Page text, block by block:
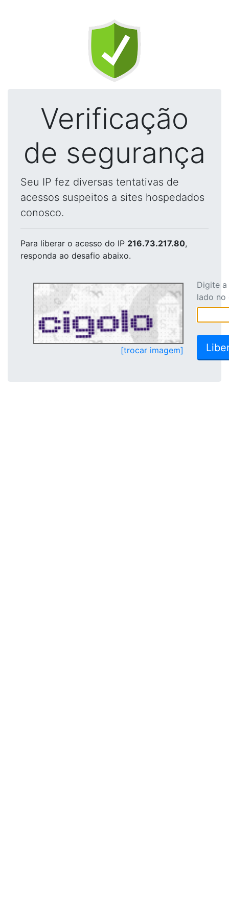
Verificação
de segurança
Seu IP fez diversas tentativas de
acessos suspeitos a sites hospedados
conosco.
Para liberar o acesso do IP 216.73.217.80,
responda ao desafio abaixo.
[trocar imagem]
Digite
lado no